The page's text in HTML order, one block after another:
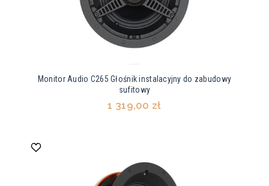
Monitor Audio C265 Głośnik instalacyjny do zabudowy
sufitowy
1 319,00 zł